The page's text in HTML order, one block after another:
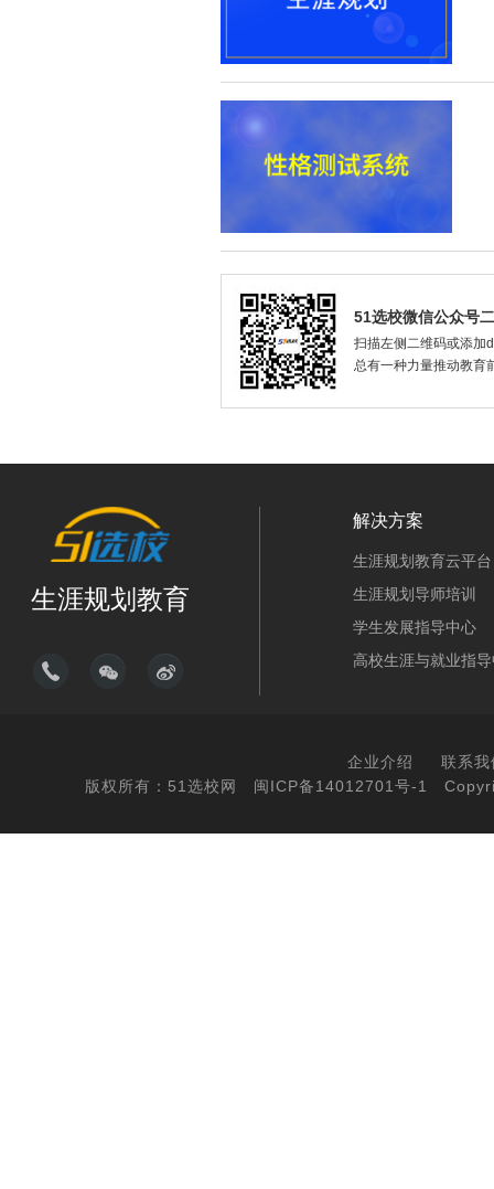
51选校微信公众号
扫描左侧二维码或添加
总有一种力量推动教育
生涯规划教育
解决方案
生涯规划教育云平台
生涯规划导师培训
学生发展指导中心
高校生涯与就业指
企业介绍
联系我
版权所有：51选校网
闽ICP备14012701号-1